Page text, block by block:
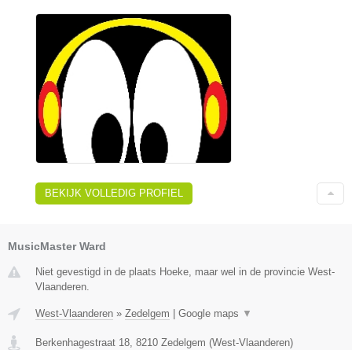
BEKIJK VOLLEDIG PROFIEL
MusicMaster Ward
Niet gevestigd in de plaats Hoeke, maar wel in de provincie West-
Vlaanderen.
West-Vlaanderen » Zedelgem Google maps ▼
Berkenhagestraat 18, 8210 Zedelgem (West-Vlaanderen)